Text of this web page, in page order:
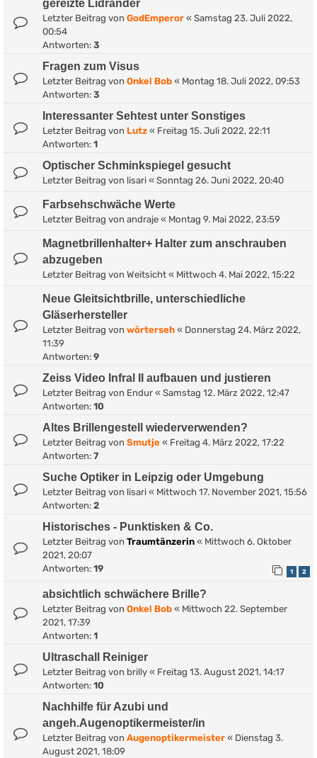
gereizte Lidränder
Letzter Beitrag von GodEmperor « Samstag 23. Juli 2022,
00:54
Antworten: 3
Fragen zum Visus
Letzter Beitrag von Onkel Bob « Montag 18. Juli 2022, 09:53
Antworten: 3
Interessanter Sehtest unter Sonstiges
Letzter Beitrag von Lutz « Freitag 15. Juli 2022, 22:11
Antworten: 1
Optischer Schminkspiegel gesucht
Letzter Beitrag von lisari « Sonntag 26. Juni 2022, 20:40
Farbsehschwäche Werte
Letzter Beitrag von andraje « Montag 9. Mai 2022, 23:59
Magnetbrillenhalter+ Halter zum anschrauben
abzugeben
Letzter Beitrag von Weitsicht « Mittwoch 4. Mai 2022, 15:22
Neue Gleitsichtbrille, unterschiedliche
Gläserhersteller
Letzter Beitrag von wörterseh « Donnerstag 24. März 2022,
11:39
Antworten: 9
Zeiss Video Infral II aufbauen und justieren
Letzter Beitrag von Endur « Samstag 12. März 2022, 12:47
Antworten: 10
Altes Brillengestell wiederverwenden?
Letzter Beitrag von Smutje « Freitag 4. März 2022, 17:22
Antworten: 7
Suche Optiker in Leipzig oder Umgebung
Letzter Beitrag von lisari « Mittwoch 17. November 2021, 15:56
Antworten: 2
Historisches - Punktisken & Co.
Letzter Beitrag von Traumtänzerin « Mittwoch 6. Oktober
2021, 20:07
Antworten: 19 1 2
absichtlich schwächere Brille?
Letzter Beitrag von Onkel Bob « Mittwoch 22. September
2021, 17:39
Antworten: 1
Ultraschall Reiniger
Letzter Beitrag von brilly « Freitag 13. August 2021, 14:17
Antworten: 10
Nachhilfe für Azubi und
angeh.Augenoptikermeister/in
Letzter Beitrag von Augenoptikermeister « Dienstag 3.
August 2021, 18:09